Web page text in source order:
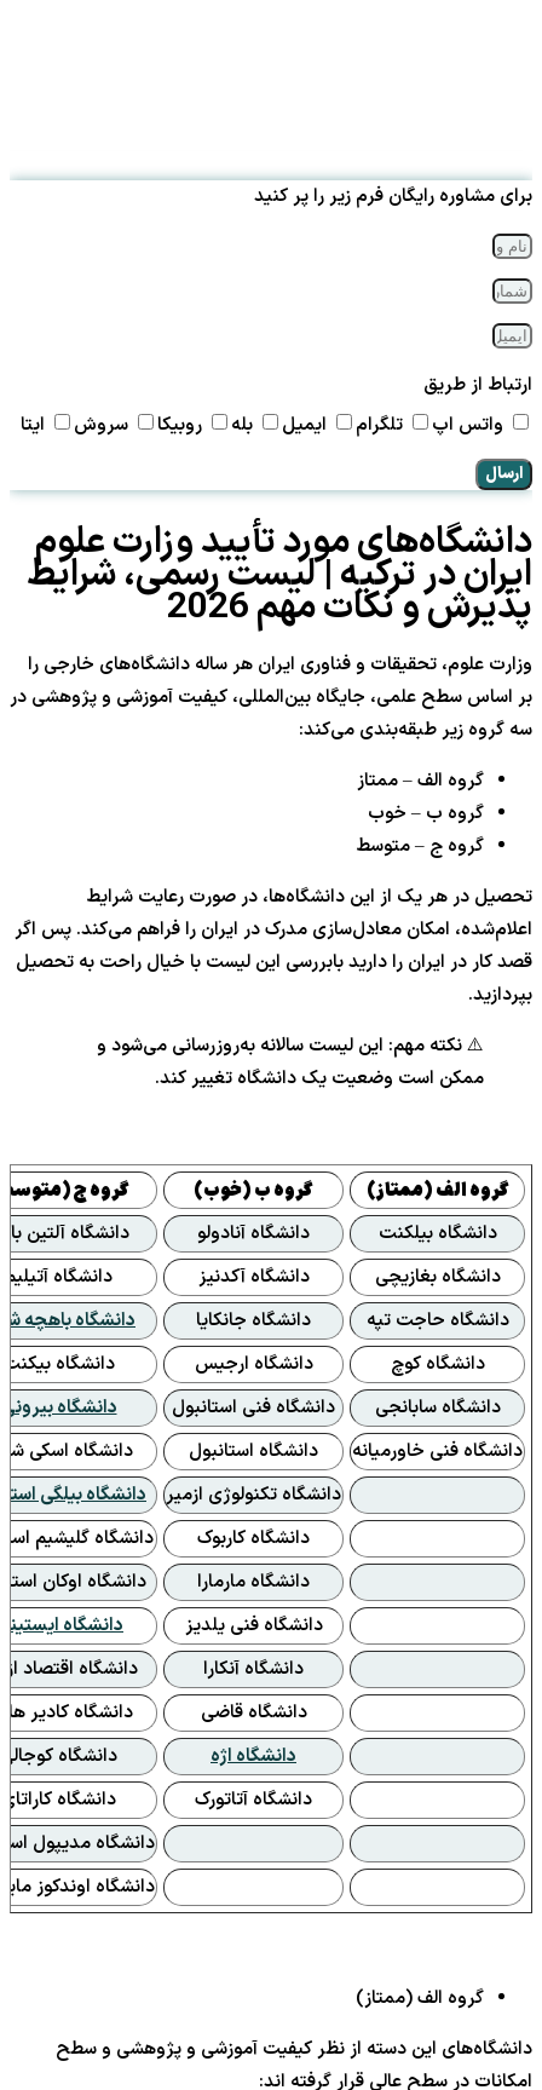
برای مشاوره رایگان فرم زیر را پر کنید
ارتباط از طریق
واتس اپ
تلگرام ایمیل بله روبیکا سروش ایتا
ارسال
دانشگاه‌های مورد تأیید وزارت علوم
ایران در ترکیه | لیست رسمی، شرایط
پذیرش و نکات مهم 2026
وزارت علوم، تحقیقات و فناوری ایران هر ساله دانشگاه‌های خارجی را
بر اساس سطح علمی، جایگاه بین‌المللی، کیفیت آموزشی و پژوهشی در
سه گروه زیر طبقه‌بندی می‌کند:
گروه الف – ممتاز
گروه ب – خوب
گروه ج – متوسط
تحصیل در هر یک از این دانشگاه‌ها، در صورت رعایت شرایط
اعلام‌شده، امکان معادل‌سازی مدرک در ایران را فراهم می‌کند. پس اگر
قصد کار در ایران را دارید بابررسی این لیست با خیال راحت به تحصیل
بپردازید.
⚠️ نکته مهم: این لیست سالانه به‌روزرسانی می‌شود و
ممکن است وضعیت یک دانشگاه تغییر کند.
گروه الف (ممتاز) گروه ب (خوب) گروه ج
دانشگاه بیلکنت دانشگاه آنادولو
دانشگاه آلتین
دانشگاه بغازیچی
دانشگاه آکدنیز
دانشگاه آتیلیم
دانشگاه حاجت تپه
دانشگاه جانکایا
دانشگاه باهچه
دانشگاه کوچ
دانشگاه ارجیس
دانشگاه بیکنت
دانشگاه سابانجی
دانشگاه فنی استانبول
دانشگاه بیرونی
دانشگاه فنی خاورمیانه
دانشگاه استانبول
دانشگاه اسکی
دانشگاه تکنولوژی ازمیر
دانشگاه بیلگی
دانشگاه کاربوک
دانشگاه گلیشیم
دانشگاه مارمارا
دانشگاه اوکان
دانشگاه فنی یلدیز
دانشگاه
دانشگاه آنکارا
دانشگاه اقتصاد
دانشگاه قاضی
دانشگاه کادیر
دانشگاه اژه
دانشگاه کوجالی
دانشگاه آتاتورک
دانشگاه کاراتای
دانشگاه مدیپول
دانشگاه اوندکوز
گروه الف (ممتاز)
دانشگاه‌های این دسته از نظر کیفیت آموزشی و پژوهشی و سطح
امکانات در سطح عالی قرار گرفته اند: